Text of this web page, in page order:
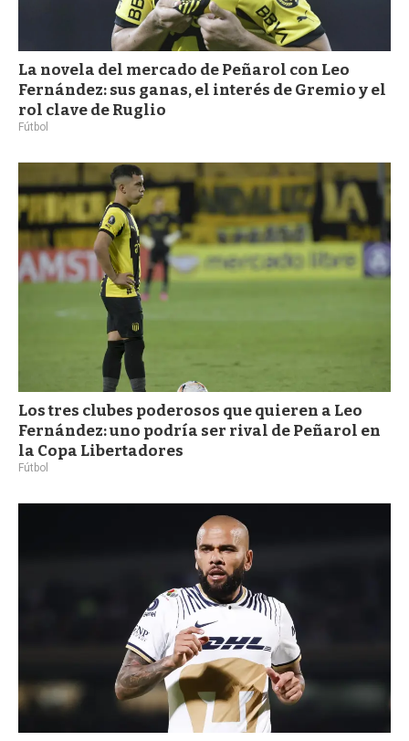
La novela del mercado de Peñarol con Leo
Fernández: sus ganas, el interés de Gremio y el
rol clave de Ruglio
Fútbol
Los tres clubes poderosos que quieren a Leo
Fernández: uno podría ser rival de Peñarol en
la Copa Libertadores
Fútbol